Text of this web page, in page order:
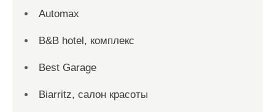
Automax
B&B hotel, комплекс
Best Garage
Biarritz, салон красоты